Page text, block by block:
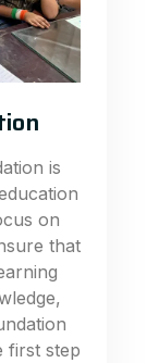
is
on
that
first step